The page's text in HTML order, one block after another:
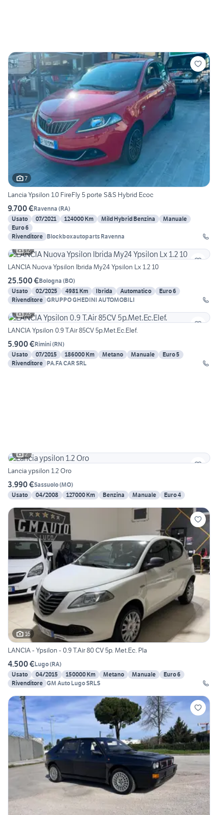
7
Lancia Ypsilon 1.0 FireFly 5 porte S&S Hybrid Ecoc
9.700 €Ravenna (RA)
Usato
07/2021 124000 Km Mild Hybrid Benzina
Manuale
Euro 6
Rivenditore Blockboxautoparts Ravenna
12
LANCIA Nuova Ypsilon Ibrida My24 Ypsilon Lx 1.2 10
25.500 €Bologna (BO)
Usato
02/2025 4981 Km Ibrida Automatico
Euro 6
Rivenditore GRUPPO GHEDINI AUTOMOBILI
23
LANCIA Ypsilon 0.9 T.Air 85CV 5p.Met.Ec.Elef.
5.900 €Rimini(RN)
Usato
07/2015 186000 Km Metano Manuale
Euro 5
Rivenditore PA.FA CAR SRL
2
Lancia ypsilon 1.2 Oro
3.990 €Sassuolo(MO)
Usato
04/2008 127000 Km Benzina Manuale Euro 4
16
LANCIA - Ypsilon - 0.9 T.Air 80 CV 5p. Met.Ec. Pla
4.500 €Lugo(RA)
Usato
04/2015 150000 Km Metano Manuale
Euro 6
Rivenditore GM Auto Lugo SRLS